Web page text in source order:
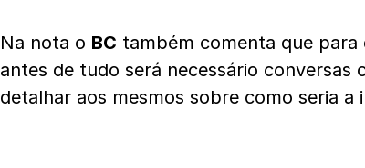
Na nota o BC também comenta que para
antes de tudo será necessário conversas
detalhar aos mesmos sobre como seria a